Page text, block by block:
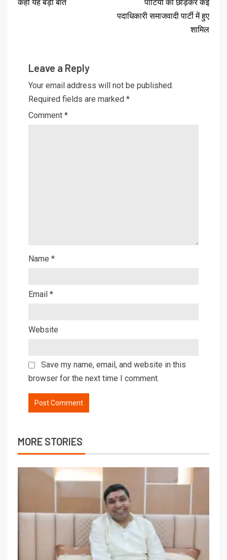
कही यह बड़ी बात
पार्टियों को छोड़कर कई
पदाधिकारी समाजवादी पार्टी में हुए
शामिल
Leave a Reply
Your email address will not be published.
Required fields are marked *
Comment *
Name *
Email *
Website
Save my name, email, and website in this
browser for the next time I comment.
MORE STORIES